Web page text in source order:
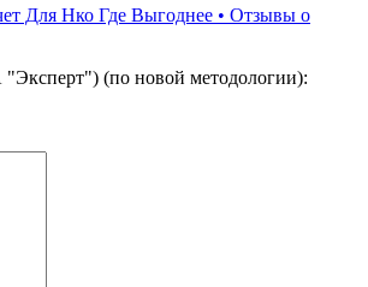
Для Нко Где Выгоднее • Отзывы о
(по новой методологии):